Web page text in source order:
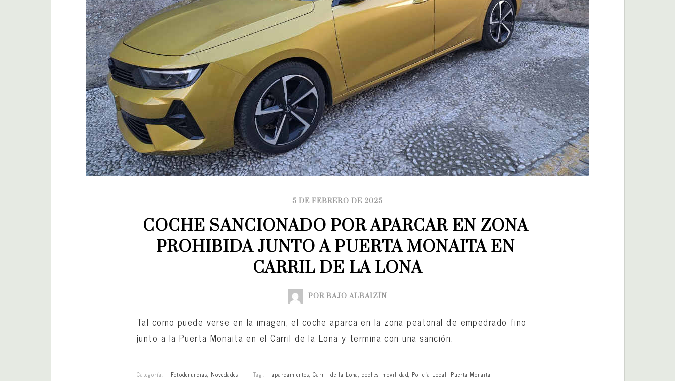
5 DE FEBRERO DE 2025
COCHE SANCIONADO POR APARCAR EN ZONA
PROHIBIDA JUNTO A PUERTA MONAITA EN
CARRIL DE LA LONA
POR BAJO ALBAIZÍN
Tal como puede verse en la imagen, el coche aparca en la zona peatonal de empedrado fino
junto a la Puerta Monaita en el Carril de la Lona y termina con una sanción.
Categoría: Fotodenuncias, Novedades Tag: aparcamientos,Carril de la Lona, coches, movilidad, Policía Local, Puerta Monaita